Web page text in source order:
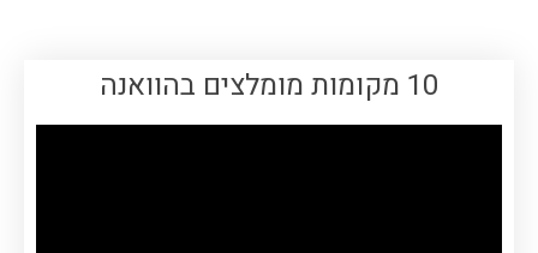
10 מקומות מומלצים בהוואנה